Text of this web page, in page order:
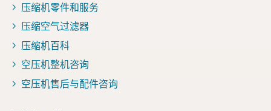
压缩机零件和服务
压缩空气过滤器
压缩机百科
空压机整机咨询
空压机售后与配件咨询